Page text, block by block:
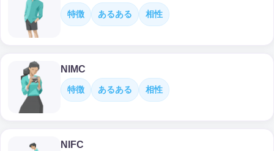
特徴 あるある 相性
NIMC
特徴 あるある 相性
NIFC